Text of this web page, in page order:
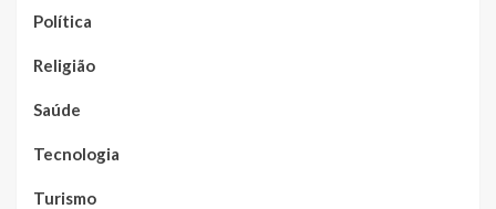
Política
Religião
Saúde
Tecnologia
Turismo